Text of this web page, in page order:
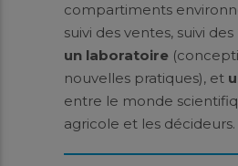
compartiments
suivi des ventes, suivi
un laboratoire
nouvelles pratiques), et
entre le monde
agricole et les décideurs.